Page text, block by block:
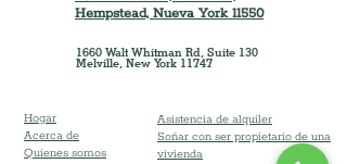
Hempstead, Nueva York 11550
1660 Walt Whitman Rd, Suite 130
Melville, New York 11747
Hogar
Acerca de
Quienes somos
Asistencia de alquiler
Soñar con ser propietario de una
vivienda